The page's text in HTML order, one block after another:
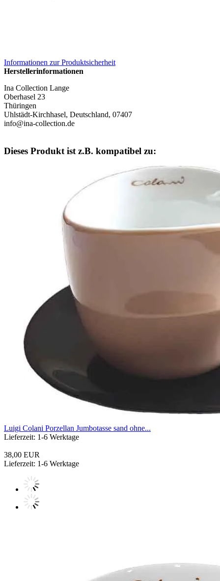
Informationen zur Produktsicherheit
Herstellerinformationen
Ina Collection Lange
Oberhasel 23
Thüringen
Uhlstädt-Kirchhasel, Deutschland, 07407
info@ina-collection.de
Dieses Produkt ist z.B. kompatibel zu:
Luigi Colani Porzellan Jumbotasse sand ohne...
Lieferzeit: 1-6 Werktage
38,00 EUR
Lieferzeit: 1-6 Werktage